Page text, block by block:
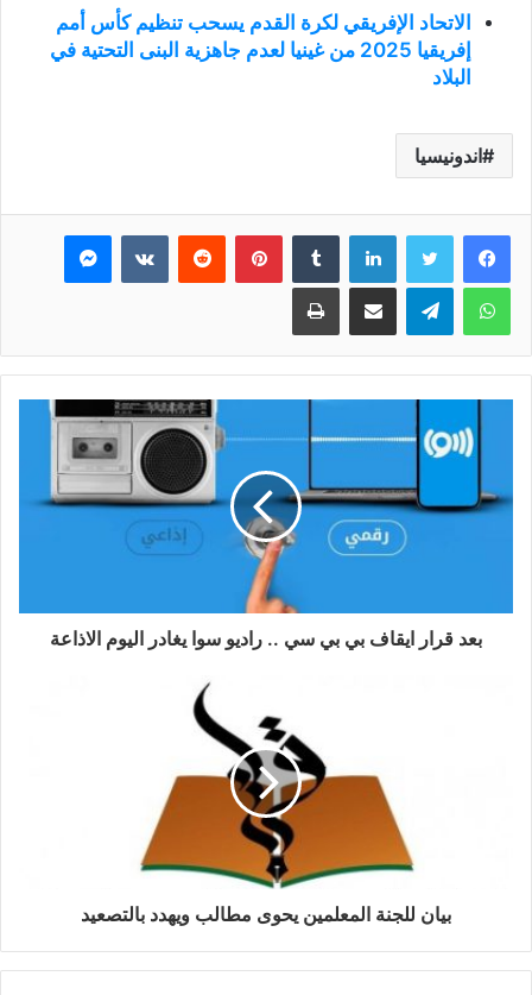
الاتحاد الإفريقي لكرة القدم يسحب تنظيم كأس أمم
إفريقيا 2025 من غينيا لعدم جاهزية البنى التحتية في
البلاد
اندونيسيا
فيسبوك تويتر لينكدإن بينتيريست ماسنجر
واتساب تيلقرام مشاركة عبر البريد طباعة
بعد قرار ايقاف بي بي سي .. راديو سوا يغادر اليوم الاذاعة
بيان للجنة المعلمين يحوى مطالب ويهدد بالتصعيد